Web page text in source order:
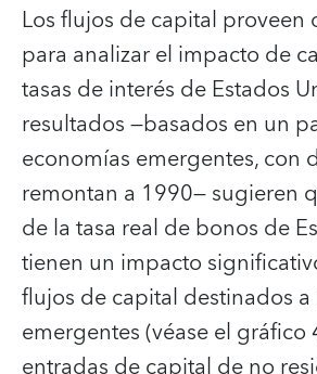
Los flujos de capital proveen
para analizar el impacto de
tasas de interés de Estados
resultados —basados en un
economías emergentes, con
remontan a 1990— sugieren
de la tasa real de bonos de
tienen un impacto
flujos de capital destinados
emergentes (véase el gráfico